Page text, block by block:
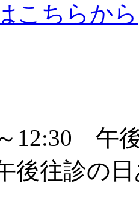
こちらから
12:30 午
後往診の